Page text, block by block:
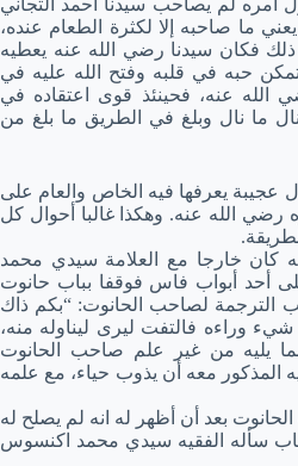
أمره لم يصاحب سيدنا أحمد التجاني
ما صاحبه إلا لكثرة الطعام عنده،
فكان سيدنا رضي الله عنه يعطيه
حبه في قلبه وفتح الله عليه في
الله عنه، فحينئذ قوى اعتقاده في
ما نال وبلغ في الطريق ما بلغ من
عجيبة يعرفها فيه الخاص والعام على
رضي الله عنه. وهكذا غالبا أحوال كل
كان خارجا مع العلامة سيدي محمد
أحد أبواب فاس فوقفا بباب حانوت
الترجمة لصاحب الحانوت: “بكم ذاك
شيء وراءه فالتفت ليرى ليناوله منه،
يليه من غير علم صاحب الحانوت
المذكور معه أن يذوب حياء، مع علمه
بعد أن أظهر له انه لم يصلح له
سأله الفقيه سيدي محمد اكنسوس